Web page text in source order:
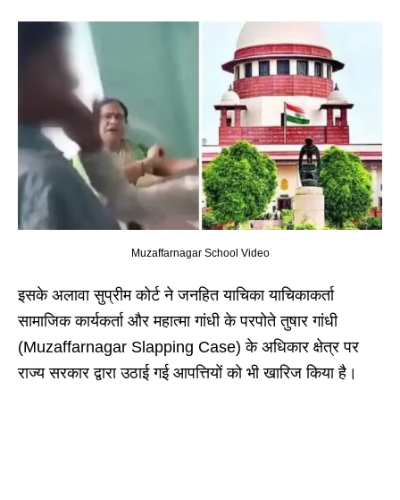
Muzaffarnagar School Video
इसके अलावा सुप्रीम कोर्ट ने जनहित याचिका याचिकाकर्ता
सामाजिक कार्यकर्ता और महात्मा गांधी के परपोते तुषार गांधी
(Muzaffarnagar Slapping Case) के अधिकार क्षेत्र पर
राज्य सरकार द्वारा उठाई गई आपत्तियों को भी खारिज किया है।